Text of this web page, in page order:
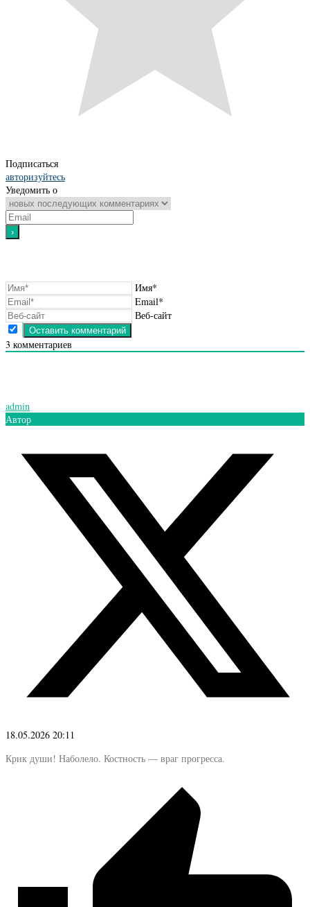
Подписаться
авторизуйтесь
Уведомить о
Имя*
Email*
Веб-сайт
3 комментариев
admin
Автор
18.05.2026 20:11
Крик души! Наболело. Костность — враг прогресса.